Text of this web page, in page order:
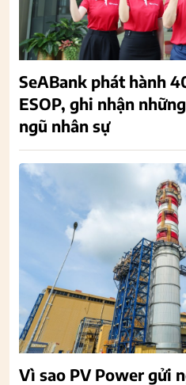
SeABank phát hành
ESOP, ghi nhận
ngũ nhân sự
Vì sao PV Power gửi